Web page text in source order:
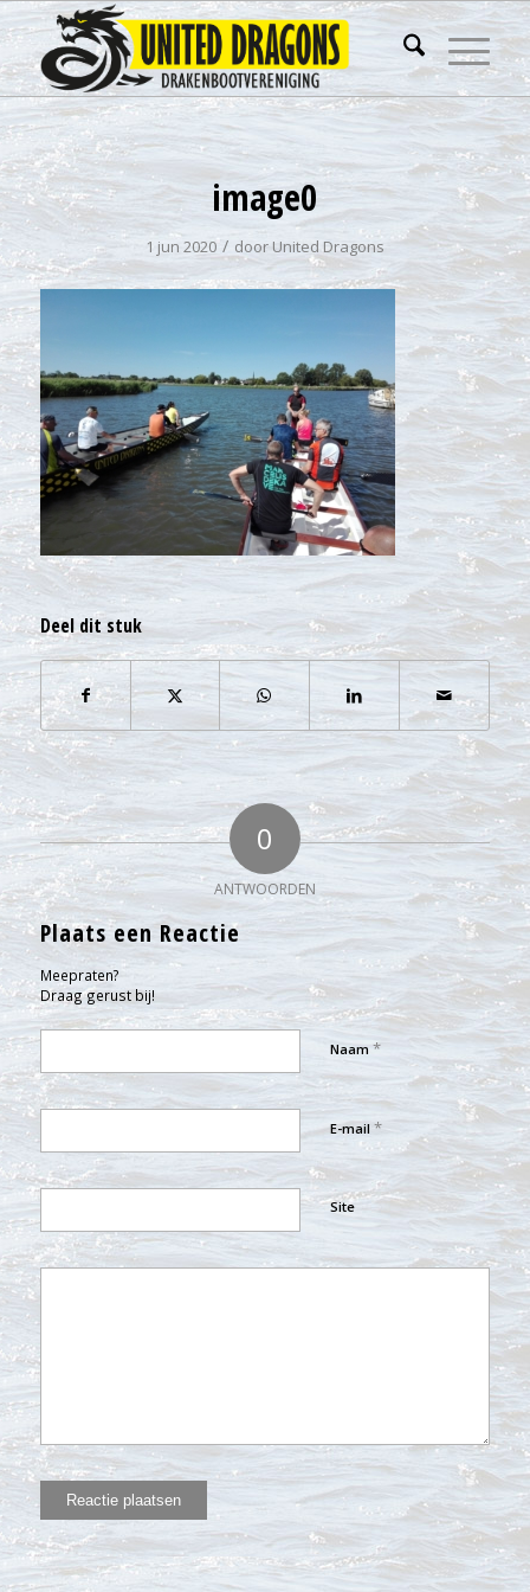
image0
1 jun 2020 / doorUnited Dragons
Deel dit stuk
0
ANTWOORDEN
Plaats een Reactie
Meepraten?
Draag gerust bij!
Naam *
E-mail *
Site